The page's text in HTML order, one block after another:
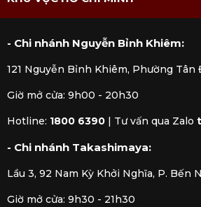
- Chi nhánh Nguyễn Bỉnh Khiêm:
121 Nguyễn Bỉnh Khiêm, Phường Tân
Giờ mở cửa: 9h00 - 20h30
Hotline: 1800 6390 Tư vấn qua Zalo
- Chi nhánh Takashimaya:
Lầu 3, 92 Nam Kỳ Khởi Nghĩa, P. Bến
Giờ mở cửa: 9h30 - 21h30